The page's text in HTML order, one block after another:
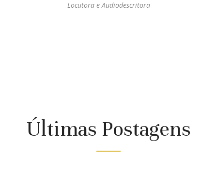
Locutora e Audiodescritora
Últimas Postagens